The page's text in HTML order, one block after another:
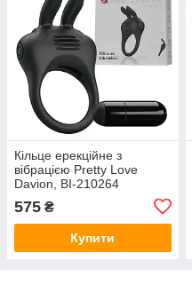
Кільце ерекційне з
вібрацією Pretty Love
Davion, BI-210264
575 ₴
Купити